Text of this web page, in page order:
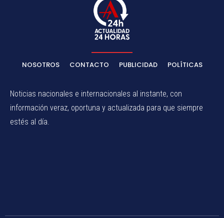
NOSOTROS CONTACTO PUBLICIDAD POLÍTICAS
Noticias nacionales e internacionales al instante, con
información veraz, oportuna y actualizada para que siempre
estés al día.